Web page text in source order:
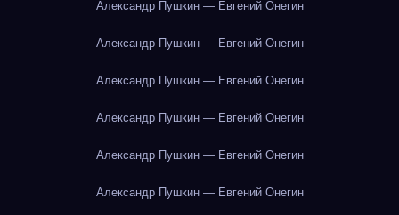
Александр Пушкин — Евгений Онегин
Александр Пушкин — Евгений Онегин
Александр Пушкин — Евгений Онегин
Александр Пушкин — Евгений Онегин
Александр Пушкин — Евгений Онегин
Александр Пушкин — Евгений Онегин